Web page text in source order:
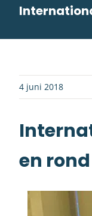
4 juni 2018
en